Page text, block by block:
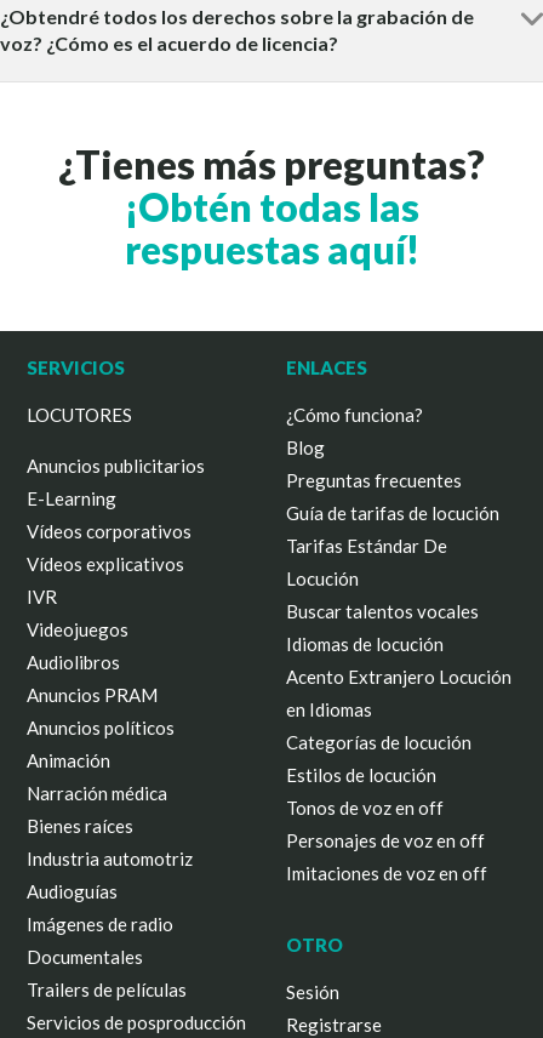
¿Obtendré todos los derechos sobre la grabación de
voz? ¿Cómo es el acuerdo de licencia?
¿Tienes más preguntas?
¡Obtén todas las
respuestas aquí!
SERVICIOS
LOCUTORES
Anuncios publicitarios
E-Learning
Vídeos corporativos
Vídeos explicativos
IVR
Videojuegos
Audiolibros
Anuncios PRAM
Anuncios políticos
Animación
Narración médica
Bienes raíces
Industria automotriz
Audioguías
Imágenes de radio
Documentales
Trailers de películas
Servicios de posproducción
ENLACES
¿Cómo funciona?
Blog
Preguntas frecuentes
Guía de tarifas de locución
Tarifas Estándar De
Locución
Buscar talentos vocales
Idiomas de locución
Acento Extranjero Locución
en Idiomas
Categorías de locución
Estilos de locución
Tonos de voz en off
Personajes de voz en off
Imitaciones de voz en off
OTRO
Sesión
Registrarse